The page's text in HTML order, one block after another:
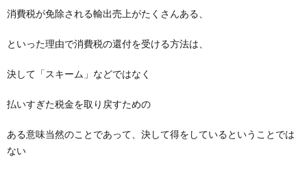
消費税が免除される輸出売上がたくさんある、
といった理由で消費税の還付を受ける方法は、
決して「スキーム」などではなく
払いすぎた税金を取り戻すための
ある意味当然のことであって、決して得をしているということでは
ない